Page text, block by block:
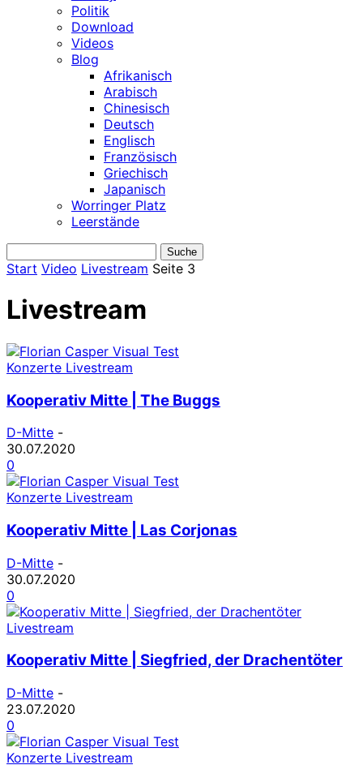
Politik
Download
Videos
Blog
Afrikanisch
Arabisch
Chinesisch
Deutsch
Englisch
Französisch
Griechisch
Japanisch
Worringer Platz
Leerstände
Start Video Livestream Seite 3
Livestream
Konzerte Livestream
Kooperativ Mitte | The Buggs
D-Mitte -
30.07.2020
0
Konzerte Livestream
Kooperativ Mitte | Las Corjonas
D-Mitte -
30.07.2020
0
Livestream
Kooperativ Mitte | Siegfried, der Drachentöter
D-Mitte -
23.07.2020
0
Konzerte Livestream